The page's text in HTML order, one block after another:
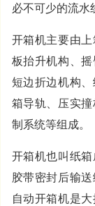
必不可少的流水
开箱机主要由
板抬升机构、
短边折边机构
箱导轨、压实
制系统等组成。
开箱机也叫纸
胶带密封后输
自动开箱机是